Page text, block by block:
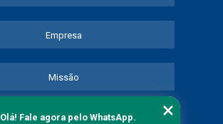
Empresa
Missão
Serviços
Olá! Fale agora pelo WhatsApp.